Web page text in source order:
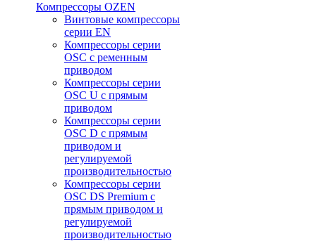
Компрессоры OZEN
Винтовые компрессоры
серии EN
Компрессоры серии
OSC с ременным
приводом
Компрессоры серии
OSC U с прямым
приводом
Компрессоры серии
OSC D с прямым
приводом и
регулируемой
производительностью
Компрессоры серии
OSC DS Premium с
прямым приводом и
регулируемой
производительностью